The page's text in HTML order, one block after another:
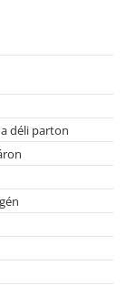
déli parton